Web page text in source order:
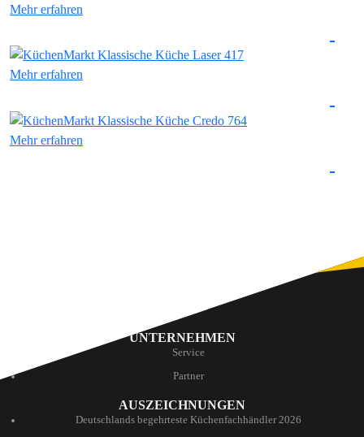
Mehr erfahren
Mehr erfahren
Mehr erfahren
UNTERNEHMEN
Service
Partner
AUSZEICHNUNGEN
Deutschlands begehrteste Küchenfachhändler 2026